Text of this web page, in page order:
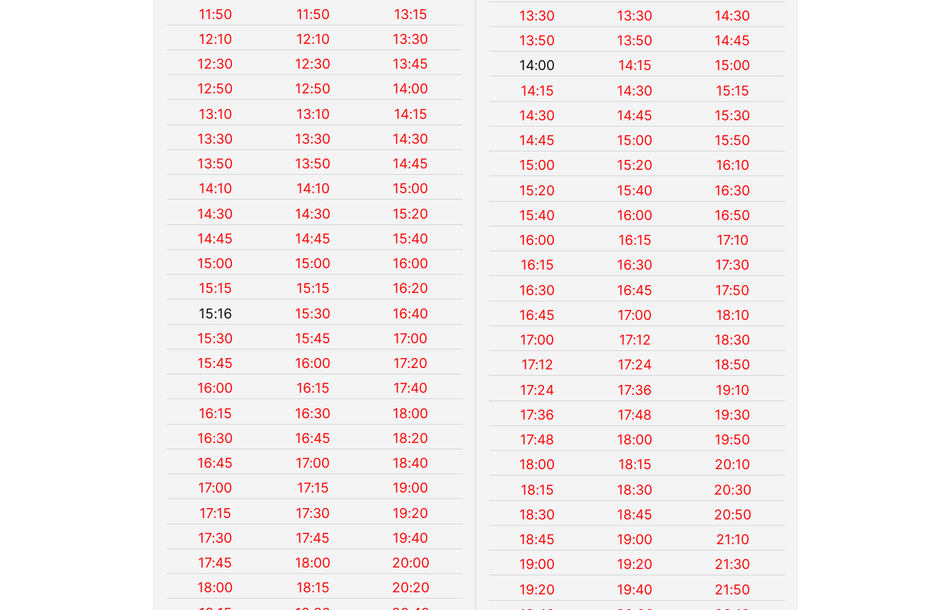
11:50
11:50
13:15
12:10
12:10
13:30
12:30
12:30
13:45
12:50
12:50
14:00
13:10
13:10
14:15
13:30
13:30
14:30
13:50
13:50
14:45
14:10
14:10
15:00
14:30
14:30
15:20
14:45
14:45
15:40
15:00
15:00
16:00
15:15
15:15
16:20
15:16
15:30
16:40
15:30
15:45
17:00
15:45
16:00
17:20
16:00
16:15
17:40
16:15
16:30
18:00
16:30
16:45
18:20
16:45
17:00
18:40
17:00
17:15
19:00
17:15
17:30
19:20
17:30
17:45
19:40
17:45
18:00
20:00
18:00
18:15
20:20
13:30
13:30
14:30
13:50
13:50
14:45
14:00
14:15
15:00
14:15
14:30
15:15
14:30
14:45
15:30
14:45
15:00
15:50
15:00
15:20
16:10
15:20
15:40
16:30
15:40
16:00
16:50
16:00
16:15
17:10
16:15
16:30
17:30
16:30
16:45
17:50
16:45
17:00
18:10
17:00
17:12
18:30
17:12
17:24
18:50
17:24
17:36
19:10
17:36
17:48
19:30
17:48
18:00
19:50
18:00
18:15
20:10
18:15
18:30
20:30
18:30
18:45
20:50
18:45
19:00
21:10
19:00
19:20
21:30
19:20
19:40
21:50